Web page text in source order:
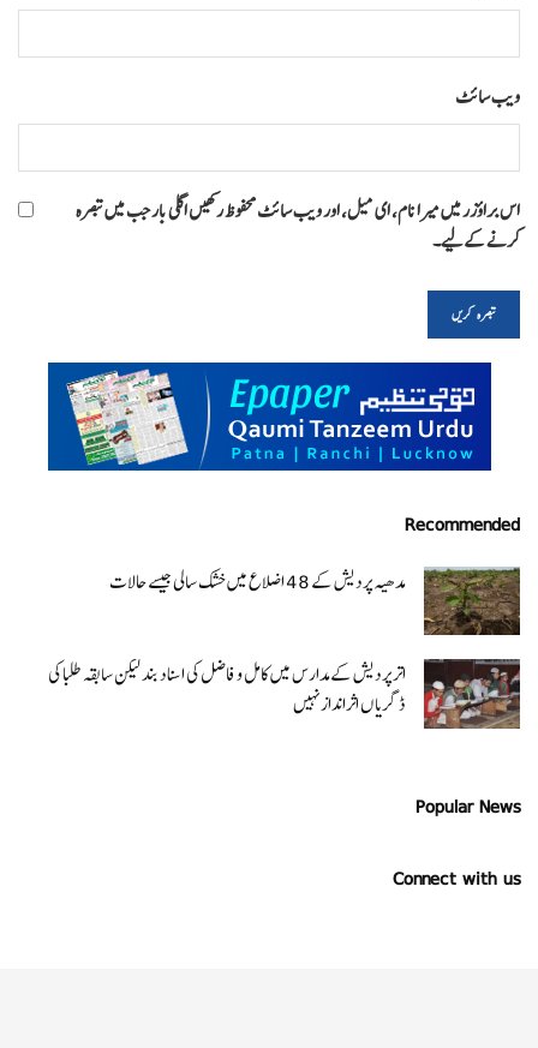
ویب‌ سائٹ
اس براؤزر میں میرا نام، ای میل، اور ویب سائٹ محفوظ رکھیں اگلی بار جب میں تبصرہ
کرنے کےلیے۔
Recommended
مدھیہ پردیش کے 48 اضلاع میں خشک سالی جیسے حالات
اتر پردیش کےمدارس میں کامل و فاضل کی اسناد بند لیکن سابقہ طلبا کی
ڈگریا ں اثرانداز نہیں
Popular News
Connect with us